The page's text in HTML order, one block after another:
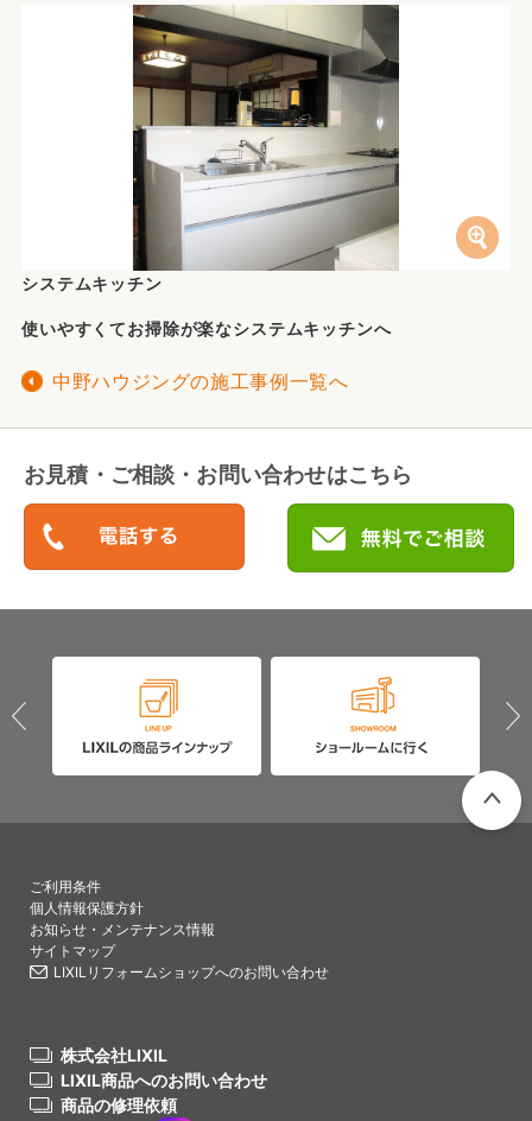
システムキッチン
使いやすくてお掃除が楽なシステムキッチンへ
中野ハウジングの施工事例一覧へ
お見積・ご相談・お問い合わせはこちら
ご利用条件
個人情報保護方針
お知らせ・メンテナンス情報
サイトマップ
LIXILリフォームショップへのお問い合わせ
株式会社LIXIL
LIXIL商品へのお問い合わせ
商品の修理依頼